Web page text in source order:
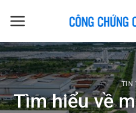
TIN
Tìm hiểu về